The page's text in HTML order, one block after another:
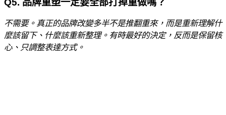
Q5. 品牌重塑一定要全部打掉重做嗎？
不需要。真正的品牌改變多半不是推翻重來，而是重新理解什
麼該留下、什麼該重新整理。有時最好的決定，反而是保留核
心、只調整表達方式。